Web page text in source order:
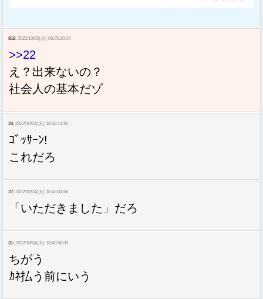
818: 2022/10/05(水) 06:05:20.54
>>22
え？出来ないの？
社会人の基本だゾ
24: 2022/10/04(火) 18:43:11.91
ｺﾞｯｻｰﾝ!
これだろ
27: 2022/10/04(火) 18:43:31.66
「いただきました」だろ
31: 2022/10/04(火) 18:43:56.05
ちがう
ｶﾈ払う前にいう